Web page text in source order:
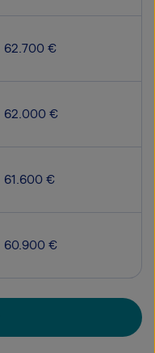
62.700 €
62.000 €
61.600 €
60.900 €